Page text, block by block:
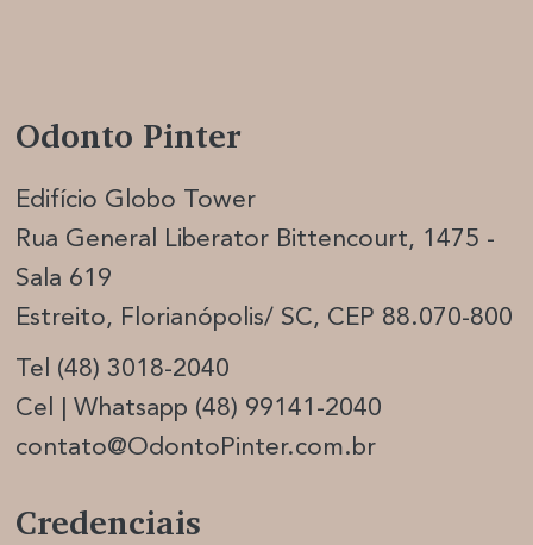
Edifício Globo Tower
Rua General Liberator Bittencourt, 1475 -
Sala 619
Estreito, Florianópolis/ SC, CEP 88.070-800
Tel (48) 3018-2040
Cel | Whatsapp (48) 99141-2040
contato@OdontoPinter.com.br
Odonto Pinter
Credenciais